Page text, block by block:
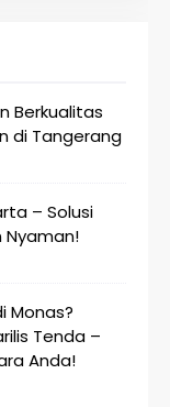
Berkualitas
di Tangerang
– Solusi
Nyaman!
Monas?
Tenda –
Anda!